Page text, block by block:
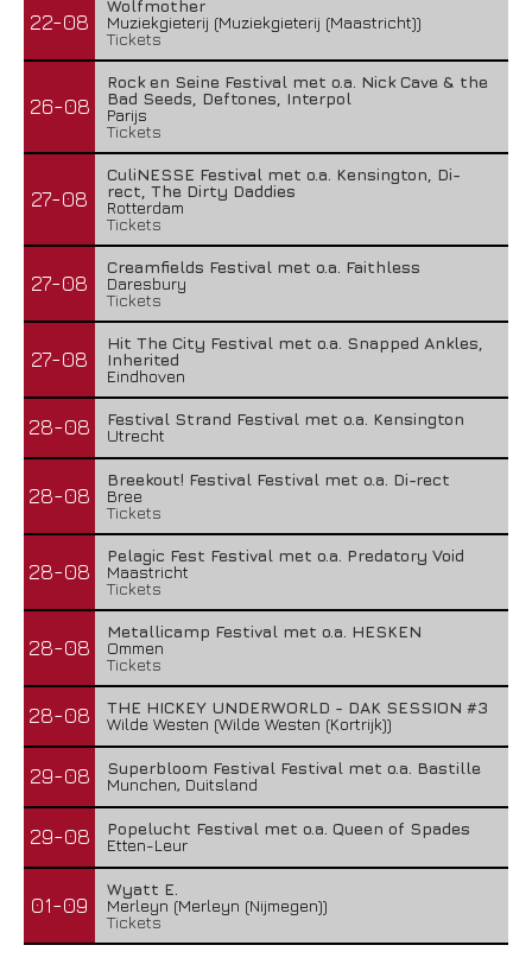
22-08
Wolfmother
Muziekgieterij (Muziekgieterij (Maastricht))
Tickets
26-08
Rock en Seine Festival met o.a. Nick Cave & the
Bad Seeds, Deftones, Interpol
Parijs
Tickets
27-08
CuliNESSE Festival met o.a. Kensington, Di-
rect, The Dirty Daddies
Rotterdam
Tickets
27-08
Creamfields Festival met o.a. Faithless
Daresbury
Tickets
27-08
Hit The City Festival met o.a. Snapped Ankles,
Inherited
Eindhoven
28-08
Festival Strand Festival met o.a. Kensington
Utrecht
28-08
Breekout! Festival Festival met o.a. Di-rect
Bree
Tickets
28-08
Pelagic Fest Festival met o.a. Predatory Void
Maastricht
Tickets
28-08
Metallicamp Festival met o.a. HESKEN
Ommen
Tickets
28-08
THE HICKEY UNDERWORLD - DAK SESSION #3
Wilde Westen (Wilde Westen (Kortrijk))
29-08
Superbloom Festival Festival met o.a. Bastille
Munchen, Duitsland
29-08
Popelucht Festival met o.a. Queen of Spades
Etten-Leur
01-09
Wyatt E.
Merleyn (Merleyn (Nijmegen))
Tickets